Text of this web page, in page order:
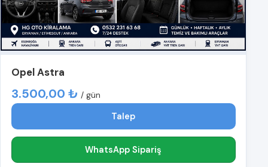
Opel Astra
3.500,00 ₺ / gün
Talep
WhatsApp Sipariş